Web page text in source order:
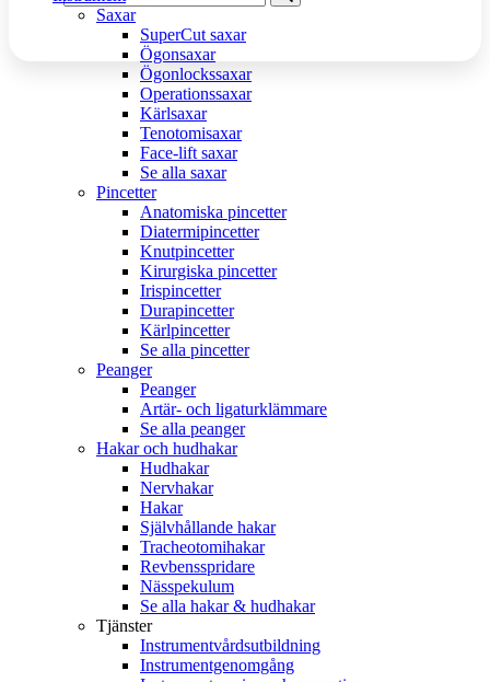
Saxar
SuperCut saxar
Ögonsaxar
Ögonlockssaxar
Operationssaxar
Kärlsaxar
Tenotomisaxar
Face-lift saxar
Se alla saxar
Pincetter
Anatomiska pincetter
Diatermipincetter
Knutpincetter
Kirurgiska pincetter
Irispincetter
Durapincetter
Kärlpincetter
Se alla pincetter
Peanger
Peanger
Artär- och ligaturklämmare
Se alla peanger
Hakar och hudhakar
Hudhakar
Nervhakar
Hakar
Självhållande hakar
Tracheotomihakar
Revbensspridare
Nässpekulum
Se alla hakar & hudhakar
Tjänster
Instrumentvårdsutbildning
Instrumentgenomgång